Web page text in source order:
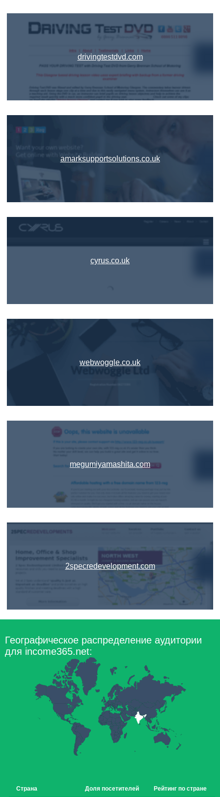
drivingtestdvd.com
amarksupportsolutions.co.uk
cyrus.co.uk
webwoggle.co.uk
megumiyamashita.com
2specredevelopment.com
Географическое распределение аудитории
для income365.net:
Страна Доля посетителей Рейтинг по стране